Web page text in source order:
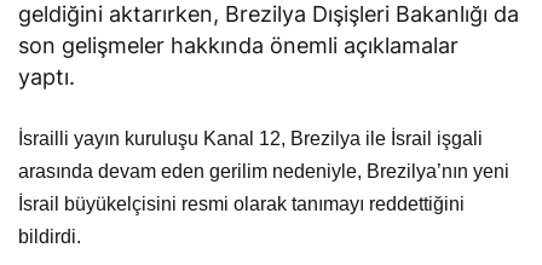
geldiğini aktarırken, Brezilya Dışişleri Bakanlığı da
son gelişmeler hakkında önemli açıklamalar
yaptı.
İsrailli yayın kuruluşu Kanal 12, Brezilya ile İsrail işgali
arasında devam eden gerilim nedeniyle, Brezilya’nın yeni
İsrail büyükelçisini resmi olarak tanımayı reddettiğini
bildirdi.